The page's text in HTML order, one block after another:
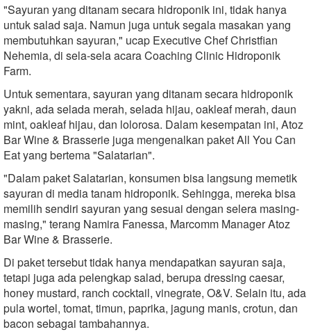
"Sayuran yang ditanam secara hidroponik ini, tidak hanya
untuk salad saja. Namun juga untuk segala masakan yang
membutuhkan sayuran," ucap Executive Chef Christfian
Nehemia, di sela-sela acara Coaching Clinic Hidroponik
Farm.
Untuk sementara, sayuran yang ditanam secara hidroponik
yakni, ada selada merah, selada hijau, oakleaf merah, daun
mint, oakleaf hijau, dan lolorosa. Dalam kesempatan ini, Atoz
Bar Wine & Brasserie juga mengenalkan paket All You Can
Eat yang bertema "Salatarian".
"Dalam paket Salatarian, konsumen bisa langsung memetik
sayuran di media tanam hidroponik. Sehingga, mereka bisa
memilih sendiri sayuran yang sesuai dengan selera masing-
masing," terang Namira Fanessa, Marcomm Manager Atoz
Bar Wine & Brasserie.
Di paket tersebut tidak hanya mendapatkan sayuran saja,
tetapi juga ada pelengkap salad, berupa dressing caesar,
honey mustard, ranch cocktail, vinegrate, O&V. Selain itu, ada
pula wortel, tomat, timun, paprika, jagung manis, crotun, dan
bacon sebagai tambahannya.